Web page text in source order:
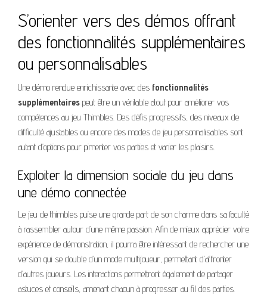
S’orienter vers des démos offrant
des fonctionnalités supplémentaires
ou personnalisables
Une démo rendue enrichissante avec des fonctionnalités
supplémentaires peut être un véritable atout pour améliorer vos
compétences au jeu Thimbles. Des défis progressifs, des niveaux de
difficulté ajustables ou encore des modes de jeu personnalisables sont
autant d’options pour pimenter vos parties et varier les plaisirs.
Exploiter la dimension sociale du jeu dans
une démo connectée
Le jeu de thimbles puise une grande part de son charme dans sa faculté
à rassembler autour d’une même passion. Afin de mieux apprécier votre
expérience de démonstration, il pourra être intéressant de rechercher une
version qui se double d’un mode multijoueur, permettant d’affronter
d’autres joueurs. Les interactions permettront également de partager
astuces et conseils, amenant chacun à progresser au fil des parties.